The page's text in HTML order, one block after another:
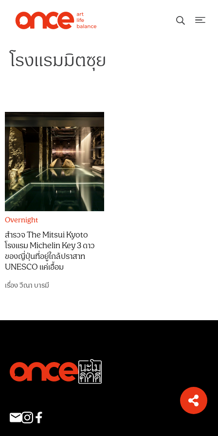
โรงแรมมิตซุย
Overnight
สำรวจ The Mitsui Kyoto
โรงแรม Michelin Key 3 ดาว
ของญี่ปุ่นที่อยู่ใกล้ปราสาท
UNESCO แค่เอื้อม
เรื่องวีณา บารมี